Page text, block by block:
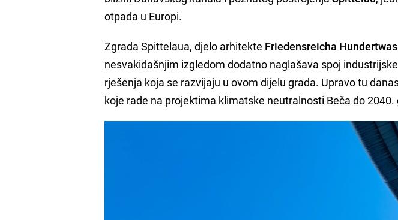
otpada u Europi.
Zgrada Spittelaua, djelo arhitekte Friedensreicha
nesvakidašnjim izgledom dodatno naglašava spoj
rješenja koja se razvijaju u ovom dijelu grada. Upravo tu
koje rade na projektima klimatske neutralnosti Beča do 2040.